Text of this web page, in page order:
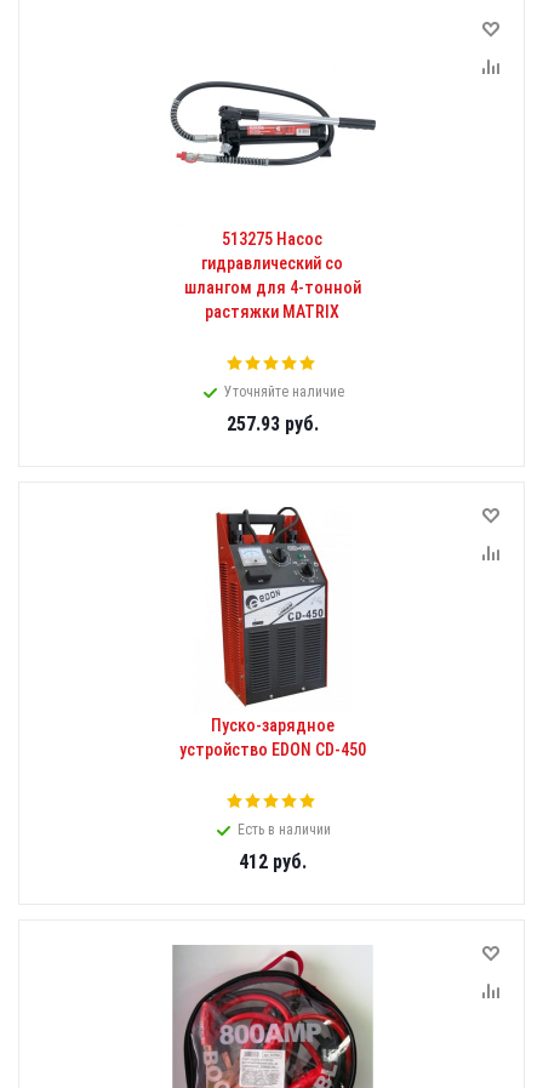
513275 Насос
гидравлический со
шлангом для 4-тонной
растяжки MATRIX
Уточняйте наличие
257.93руб.
Пуско-зарядное
устройство EDON CD-450
Есть в наличии
412руб.